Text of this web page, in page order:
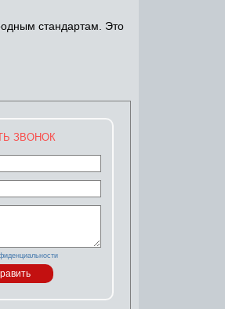
стандартам. Это
ЗВОНОК